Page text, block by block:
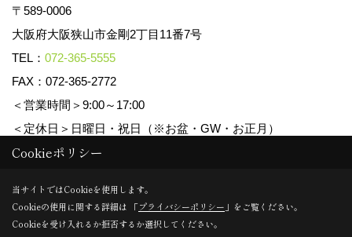
〒589-0006
大阪府大阪狭山市金剛2丁目11番7号
TEL： 072-365-5555
FAX：072-365-2772
＜営業時間＞9:00～17:00
＜定休日＞日曜日・祝日（※お盆・GW・お正月）
Copyright (c) マルゼンコーポレーション. All Rights Reserved.
Produced byゴデスクリエイト
Cookieポリシー
当サイトではCookieを使用します。
Cookieの使用に関する詳細は 「プライバシーポリシー 」をご覧ください。
Cookieを受け入れるか拒否するか選択してください。